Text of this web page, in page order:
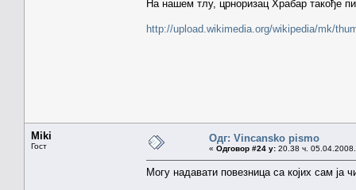
На нашем тлу, црноризац Храбар такође
http://upload.wikimedia.org/wikipedia/mk/
Miki
Гост
Одг: Vincansko pismo
« Одговор #24 у: 20.38 ч.
Могу надавати повезница са којих сам ја